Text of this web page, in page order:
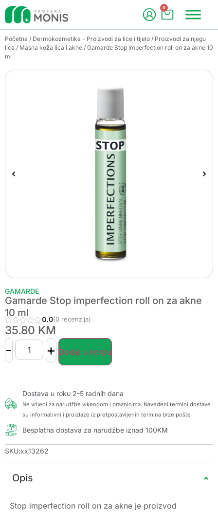
0
Početna / Dermokozmetika - Proizvodi za lice i tijelo / Proizvodi za njegu
lica / Masna koža lica i akne / Gamarde Stop imperfection roll on za akne 10
ml
GAMARDE
Gamarde Stop imperfection roll on za akne
10 ml
0.0(0 recenzija)
35.80 KM
- + Dodaj u korpu
Dostava u roku 2-5 radnih dana
Ne vrijedi za narudžbe vikendom i praznicima. Navedeni termini dostave
su informativni i proizlaze iz pretpostavljenih termina brze pošte
Besplatna dostava za narudžbe iznad 100KM
SKU:xx13262
Opis
Stop imperfection roll on za akne je proizvod